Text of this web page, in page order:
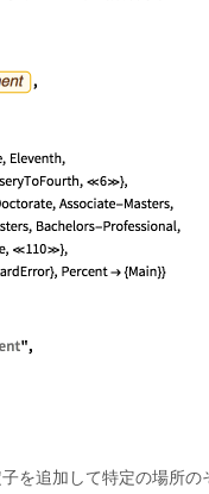
を追加して特定の場所の